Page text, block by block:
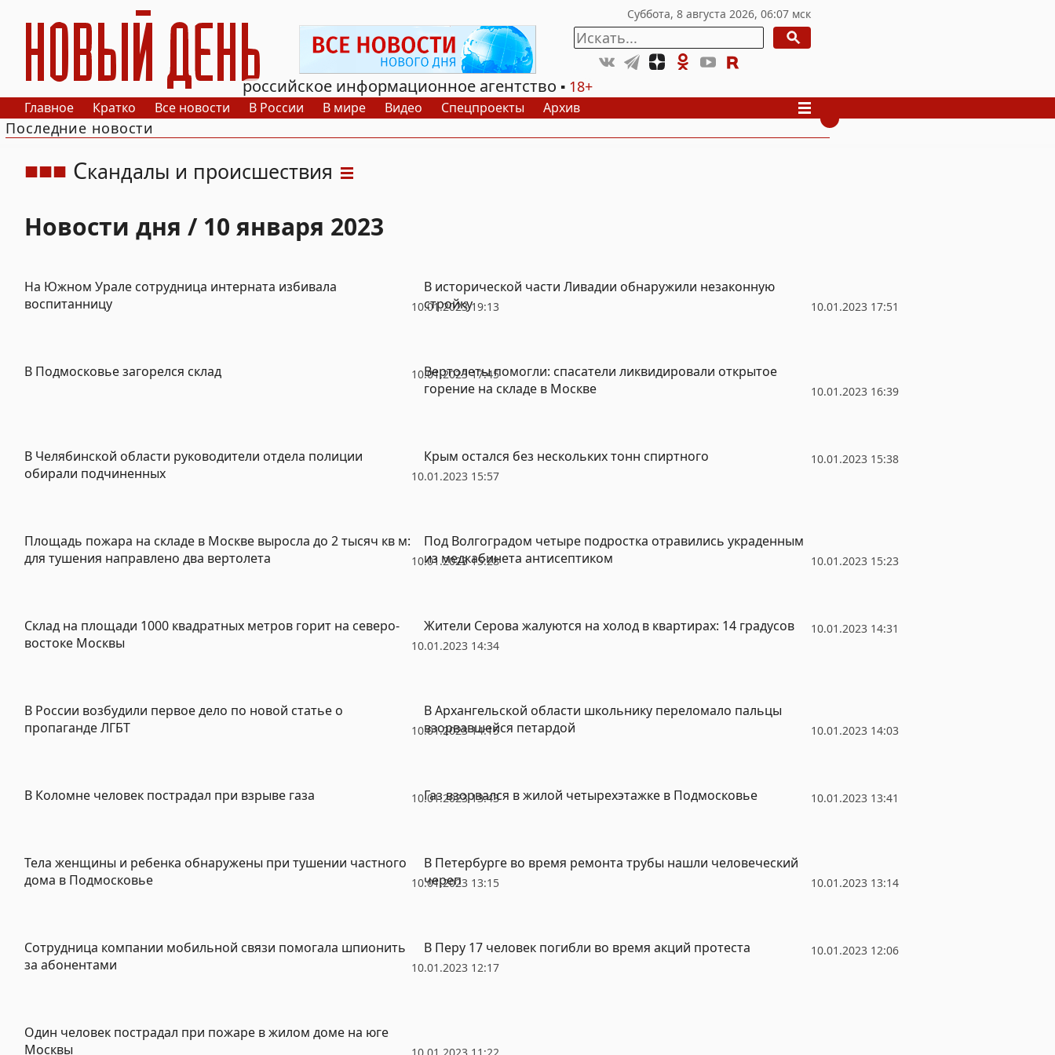
РИА Новый День
российское информационное агентство
18+
Главное Кратко Все новости В России В мире Видео Спецпроекты Архив
Последние новости
Скандалы и происшествия
Новости дня / 10 января 2023
10.01.2023 19:13
На Южном Урале сотрудница интерната избивала
воспитанницу
10.01.2023 17:51
В исторической части Ливадии обнаружили незаконную
стройку
10.01.2023 17:45
В Подмосковье загорелся склад
10.01.2023 16:39
Вертолеты помогли: спасатели ликвидировали открытое
горение на складе в Москве
10.01.2023 15:57
В Челябинской области руководители отдела полиции
обирали подчиненных
10.01.2023 15:38
Крым остался без нескольких тонн спиртного
10.01.2023 15:28
Площадь пожара на складе в Москве выросла до 2 тысяч кв м:
для тушения направлено два вертолета
10.01.2023 15:23
Под Волгоградом четыре подростка отравились украденным
из медкабинета антисептиком
10.01.2023 14:34
Склад на площади 1000 квадратных метров горит на северо-
востоке Москвы
10.01.2023 14:31
Жители Серова жалуются на холод в квартирах: 14 градусов
10.01.2023 14:15
В России возбудили первое дело по новой статье о
пропаганде ЛГБТ
10.01.2023 14:03
В Архангельской области школьнику переломало пальцы
взорвавшейся петардой
10.01.2023 13:43
В Коломне человек пострадал при взрыве газа 10.01.2023 13:41
Газ взорвался в жилой четырехэтажке в Подмосковье
10.01.2023 13:15
Тела женщины и ребенка обнаружены при тушении частного
дома в Подмосковье
10.01.2023 13:14
В Петербурге во время ремонта трубы нашли человеческий
череп
10.01.2023 12:17
Сотрудница компании мобильной связи помогала шпионить
за абонентами
10.01.2023 12:06
В Перу 17 человек погибли во время акций протеста
Один человек пострадал при пожаре в жилом доме на юге
Москвы